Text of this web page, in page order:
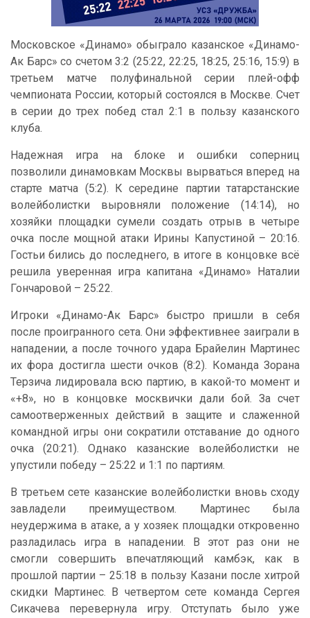
Московское «Динамо» обыграло казанское «Динамо-
Ак Барс» со счетом 3:2 (25:22, 22:25, 18:25, 25:16, 15:9) в
третьем матче полуфинальной серии плей-офф
чемпионата России, который состоялся в Москве. Счет
в серии до трех побед стал 2:1 в пользу казанского
клуба.
Надежная игра на блоке и ошибки соперниц
позволили динамовкам Москвы вырваться вперед на
старте матча (5:2). К середине партии татарстанские
волейболистки выровняли положение (14:14), но
хозяйки площадки сумели создать отрыв в четыре
очка после мощной атаки Ирины Капустиной – 20:16.
Гостьи бились до последнего, в итоге в концовке всё
решила уверенная игра капитана «Динамо» Наталии
Гончаровой – 25:22.
Игроки «Динамо-Ак Барс» быстро пришли в себя
после проигранного сета. Они эффективнее заиграли в
нападении, а после точного удара Брайелин Мартинес
их фора достигла шести очков (8:2). Команда Зорана
Терзича лидировала всю партию, в какой-то момент и
«+8», но в концовке москвички дали бой. За счет
самоотверженных действий в защите и слаженной
командной игры они сократили отставание до одного
очка (20:21). Однако казанские волейболистки не
упустили победу – 25:22 и 1:1 по партиям.
В третьем сете казанские волейболистки вновь сходу
завладели преимуществом. Мартинес была
неудержима в атаке, а у хозяек площадки откровенно
разладилась игра в нападении. В этот раз они не
смогли совершить впечатляющий камбэк, как в
прошлой партии – 25:18 в пользу Казани после хитрой
скидки Мартинес. В четвертом сете команда Сергея
Сикачева перевернула игру. Отступать было уже